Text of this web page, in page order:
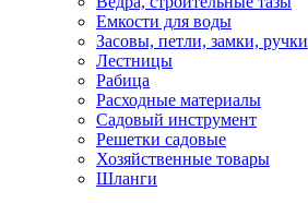
Емкости для воды
Засовы, петли, замки, ручки
Лестницы
Рабица
Расходные материалы
Садовый инструмент
Решетки садовые
Хозяйственные товары
Шланги